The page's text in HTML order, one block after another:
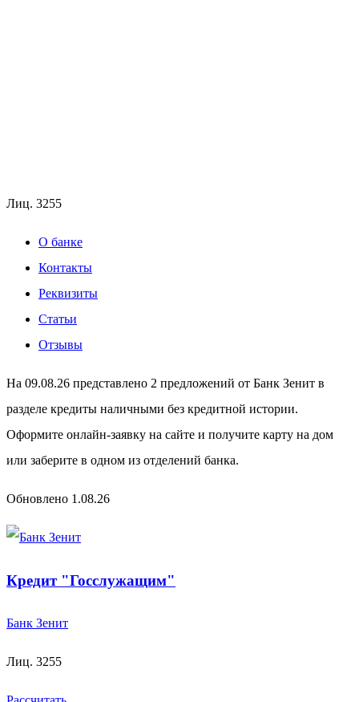
Лиц. 3255
О банке
Контакты
Реквизиты
Статьи
Отзывы
На 09.08.26 представлено 2 предложений от Банк Зенит в
разделе кредиты наличными без кредитной истории.
Оформите онлайн-заявку на сайте и получите карту на дом
или заберите в одном из отделений банка.
Обновлено 1.08.26
Кредит "Госслужащим"
Банк Зенит
Лиц. 3255